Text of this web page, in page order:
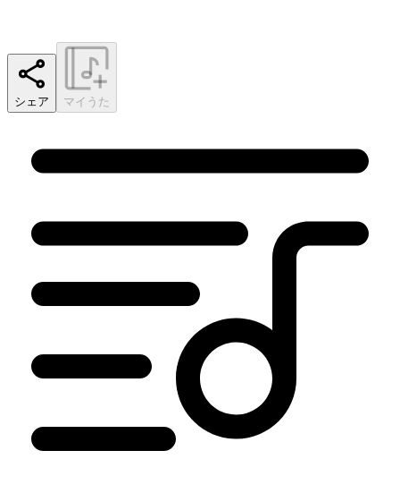
シェア マイうた